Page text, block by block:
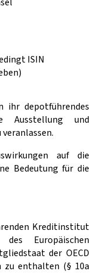
ISIN
ihr depotführendes
Ausstellung und
auf die
Bedeutung für die
Kreditinstitut
Europäischen
der OECD
zu enthalten (§ 10a